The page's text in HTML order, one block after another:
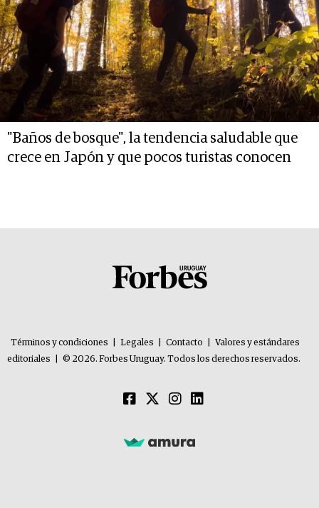
"Baños de bosque", la tendencia saludable que
crece en Japón y que pocos turistas conocen
Términos y condiciones Legales Contacto
Valores y estándares
editoriales
© 2026. Forbes Uruguay. Todos los derechos reservados.